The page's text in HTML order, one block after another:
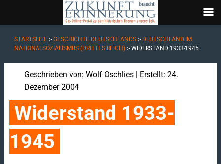
STARTSEITE> GESCHICHTE DEUTSCHLANDS> DEUTSCHLAND IM
NATIONALSOZIALISMUS (DRITTES REICH)> WIDERSTAND 1933-1945
Geschrieben von: Wolf Oschlies| Erstellt: 24.
Dezember 2004
Widerstand 1933-
1945